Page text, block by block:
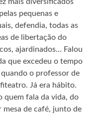
pequenas e
defendia, todas as
de libertação do
ajardinados… Falou
que excedeu o tempo
o professor de
Já era hábito.
quem fala da vida, do
mesa de café, junto de